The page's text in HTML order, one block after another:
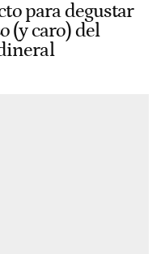
para degustar
(y caro) del